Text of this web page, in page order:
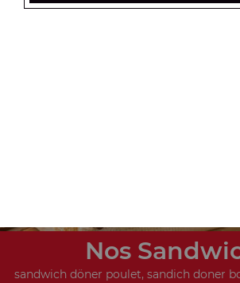
Nos
sandwich döner poulet, sandich doner